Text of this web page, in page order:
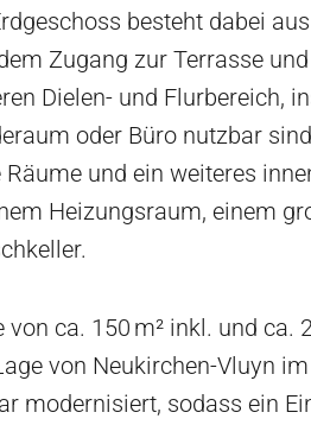
besteht dabei
Zugang zur Terrasse
Dielen- und Flurbereich,
oder Büro nutzbar
und ein weiteres
Heizungsraum, einem
ca. 150 m² inkl. und ca.
von Neukirchen-Vluyn
modernisiert, sodass ein